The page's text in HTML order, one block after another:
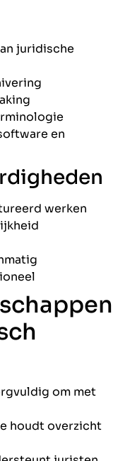
juridische
en
werken
om met
houdt overzicht